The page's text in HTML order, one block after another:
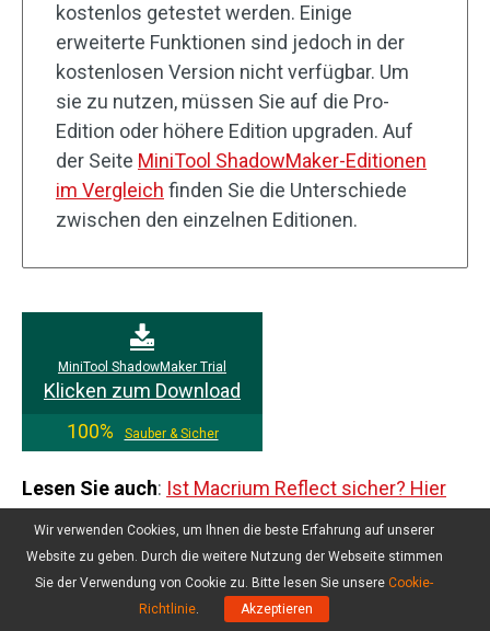
kostenlos getestet werden. Einige
erweiterte Funktionen sind jedoch in der
kostenlosen Version nicht verfügbar. Um
sie zu nutzen, müssen Sie auf die Pro-
Edition oder höhere Edition upgraden. Auf
der Seite MiniTool ShadowMaker-Editionen
im Vergleich finden Sie die Unterschiede
zwischen den einzelnen Editionen.
MiniTool ShadowMaker Trial
Klicken zum Download
100%
Sauber & Sicher
Lesen Sie auch: Ist Macrium Reflect sicher? Hier
sind die Antworten und seine Alternative
Wie behebt man die Meldung „Lesen
Wir verwenden Cookies, um Ihnen die beste Erfahrung auf unserer
Website zu geben. Durch die weitere Nutzung der Webseite stimmen
Sie der Verwendung von Cookie zu. Bitte lesen Sie unsere Cookie-
Richtlinie. Akzeptieren